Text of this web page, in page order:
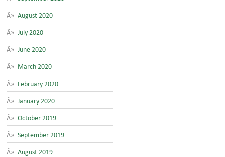
August 2020
July 2020
June 2020
March 2020
February 2020
January 2020
October 2019
September 2019
August 2019